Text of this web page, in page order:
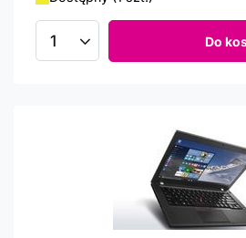
Ilość produktów Do